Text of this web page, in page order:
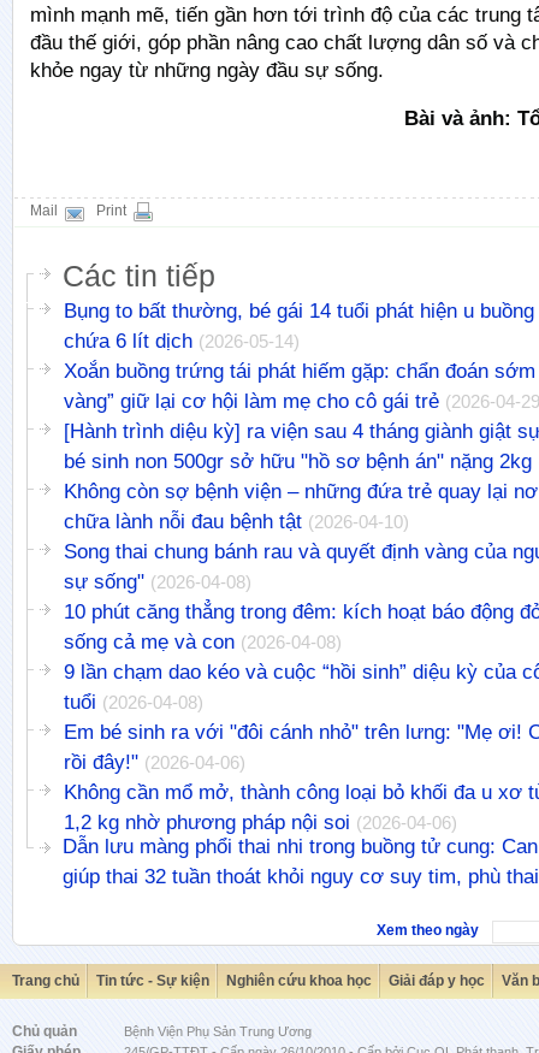
mình mạnh mẽ, tiến gần hơn tới trình độ của các trung
đầu thế giới, góp phần nâng cao chất lượng dân số và
khỏe ngay từ những ngày đầu sự sống.
Bài và ảnh:
Mail Print
Các tin tiếp
Bụng to bất thường, bé gái 14 tuổi phát hiện u
chứa 6 lít dịch (2026-05-14)
Xoắn buồng trứng tái phát hiếm gặp: chẩn đoán
vàng” giữ lại cơ hội làm mẹ cho cô gái trẻ (2026-04-
[Hành trình diệu kỳ] ra viện sau 4 tháng giành giật
bé sinh non 500gr sở hữu "hồ sơ bệnh án" nặng 2kg
Không còn sợ bệnh viện – những đứa trẻ quay lại
chữa lành nỗi đau bệnh tật (2026-04-10)
Song thai chung bánh rau và quyết định vàng của
sự sống" (2026-04-08)
10 phút căng thẳng trong đêm: kích hoạt báo động
sống cả mẹ và con (2026-04-08)
9 lần chạm dao kéo và cuộc “hồi sinh” diệu kỳ của
tuổi (2026-04-08)
Em bé sinh ra với "đôi cánh nhỏ" trên lưng: "Mẹ ơi!
rồi đây!" (2026-04-06)
Không cần mổ mở, thành công loại bỏ khối đa u xơ
1,2 kg nhờ phương pháp nội soi (2026-04-06)
Dẫn lưu màng phổi thai nhi trong buồng tử cung:
giúp thai 32 tuần thoát khỏi nguy cơ suy tim, phù thai
Xem theo ngày
Trang chủ Tin tức - Sự kiện Nghiên cứu khoa học Giải đáp y học Văn
Chủ quản Bệnh Viện Phụ Sản Trung Ương